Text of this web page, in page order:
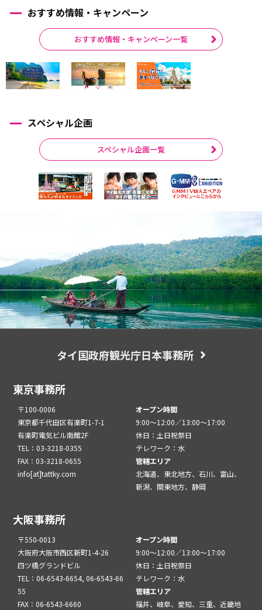
おすすめ情報・キャンペーン
おすすめ情報・キャンペーン一覧
スペシャル企画
スペシャル企画一覧
タイ国政府観光庁日本事務所
東京事務所
〒100-0006
東京都千代田区有楽町1-7-1
有楽町電気ビル南館2F
TEL：03-3218-0355
FAX：03-3218-0655
info[at]tattky.com
オープン時間
9:00～12:00／13:00～17:00
休日：土日祝祭日
テレワーク：水
管轄エリア
北海道、東北地方、石川、富山、
新潟、関東地方、静岡
大阪事務所
〒550-0013
大阪府大阪市西区新町1-4-26
四ツ橋グランドビル
TEL：06-6543-6654, 06-6543-66
55
FAX：06-6543-6660
オープン時間
9:00～12:00／13:00～17:00
休日：土日祝祭日
テレワーク：水
管轄エリア
福井、岐阜、愛知、三重、近畿地